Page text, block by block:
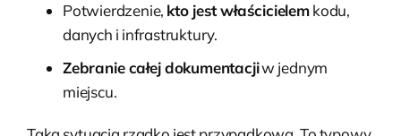
Potwierdzenie, kto jest właścicielemkodu,
danych i infrastruktury.
Zebranie całej dokumentacjiw jednym
miejscu.